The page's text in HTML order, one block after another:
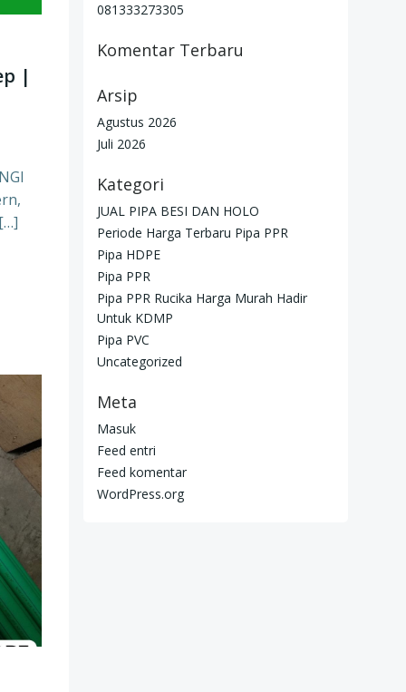
|
081333273305
Komentar Terbaru
Arsip
Agustus 2026
Juli 2026
Kategori
JUAL PIPA BESI DAN HOLO
Periode Harga Terbaru Pipa PPR
Pipa HDPE
Pipa PPR
Pipa PPR Rucika Harga Murah Hadir
Untuk KDMP
Pipa PVC
Uncategorized
Meta
Masuk
Feed entri
Feed komentar
WordPress.org